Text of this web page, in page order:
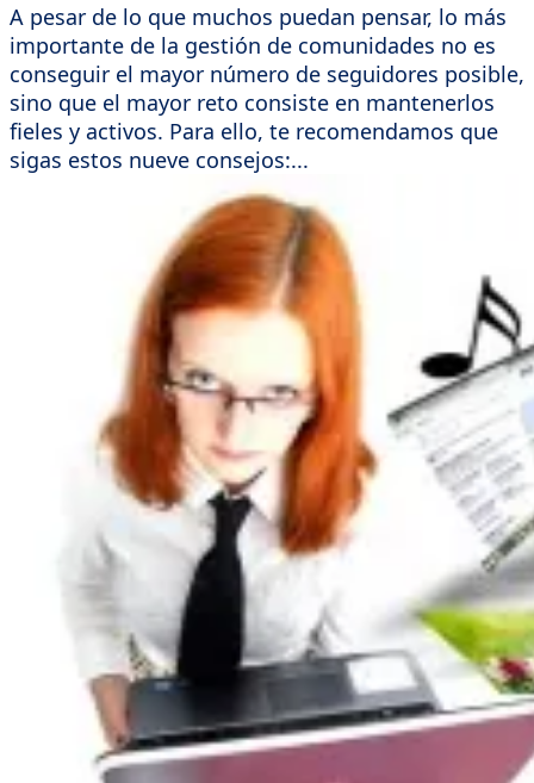
A pesar de lo que muchos puedan pensar, lo más
importante de la gestión de comunidades no es
conseguir el mayor número de seguidores posible,
sino que el mayor reto consiste en mantenerlos
fieles y activos. Para ello, te recomendamos que
sigas estos nueve consejos:...